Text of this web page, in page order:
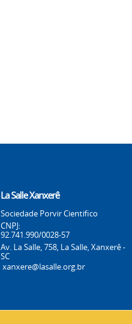
La Salle Xanxerê
Sociedade Porvir Cientifico
CNPJ:
92.741.990/0028-57
Av. La Salle, 758, La Salle, Xanxerê -
SC
xanxere@lasalle.org.br